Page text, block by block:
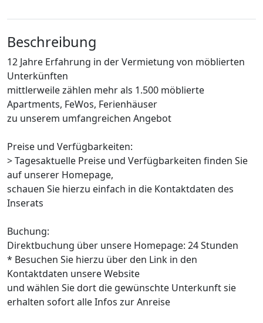
Beschreibung
12 Jahre Erfahrung in der Vermietung von möblierten
Unterkünften
mittlerweile zählen mehr als 1.500 möblierte
Apartments, FeWos, Ferienhäuser
zu unserem umfangreichen Angebot
Preise und Verfügbarkeiten:
> Tagesaktuelle Preise und Verfügbarkeiten finden Sie
auf unserer Homepage,
schauen Sie hierzu einfach in die Kontaktdaten des
Inserats
Buchung:
Direktbuchung über unsere Homepage: 24 Stunden
* Besuchen Sie hierzu über den Link in den
Kontaktdaten unsere Website
und wählen Sie dort die gewünschte Unterkunft sie
erhalten sofort alle Infos zur Anreise